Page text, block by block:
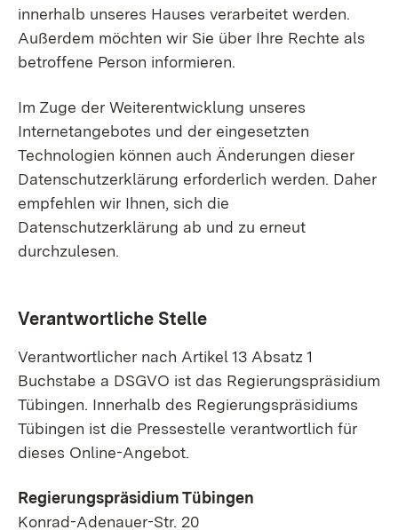
innerhalb unseres Hauses verarbeitet werden.
Außerdem möchten wir Sie über Ihre Rechte als
betroffene Person informieren.
Im Zuge der Weiterentwicklung unseres
Internetangebotes und der eingesetzten
Technologien können auch Änderungen dieser
Datenschutzerklärung erforderlich werden. Daher
empfehlen wir Ihnen, sich die
Datenschutzerklärung ab und zu erneut
durchzulesen.
Verantwortliche Stelle
Verantwortlicher nach Artikel 13 Absatz 1
Buchstabe a DSGVO ist das Regierungspräsidium
Tübingen. Innerhalb des Regierungspräsidiums
Tübingen ist die Pressestelle verantwortlich für
dieses Online-Angebot.
Regierungspräsidium Tübingen
Konrad-Adenauer-Str. 20